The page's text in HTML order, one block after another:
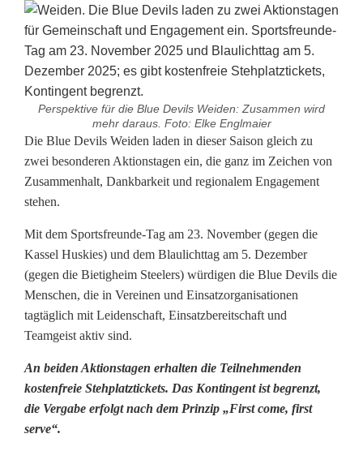
Perspektive für die Blue Devils Weiden: Zusammen wird
mehr daraus. Foto: Elke Englmaier
S
p
o
r
t
s
f
r
e
u
Die Blue Devils Weiden laden in dieser Saison gleich zu
zwei besonderen Aktionstagen ein, die ganz im Zeichen von
Zusammenhalt, Dankbarkeit und regionalem Engagement
stehen.
Mit dem Sportsfreunde-Tag am 23. November (gegen die
Kassel Huskies) und dem Blaulichttag am 5. Dezember
(gegen die Bietigheim Steelers) würdigen die Blue Devils die
Menschen, die in Vereinen und Einsatzorganisationen
tagtäglich mit Leidenschaft, Einsatzbereitschaft und
Teamgeist aktiv sind.
An beiden Aktionstagen erhalten die Teilnehmenden
kostenfreie Stehplatztickets. Das Kontingent ist begrenzt,
die Vergabe erfolgt nach dem Prinzip „First come, first
serve“.